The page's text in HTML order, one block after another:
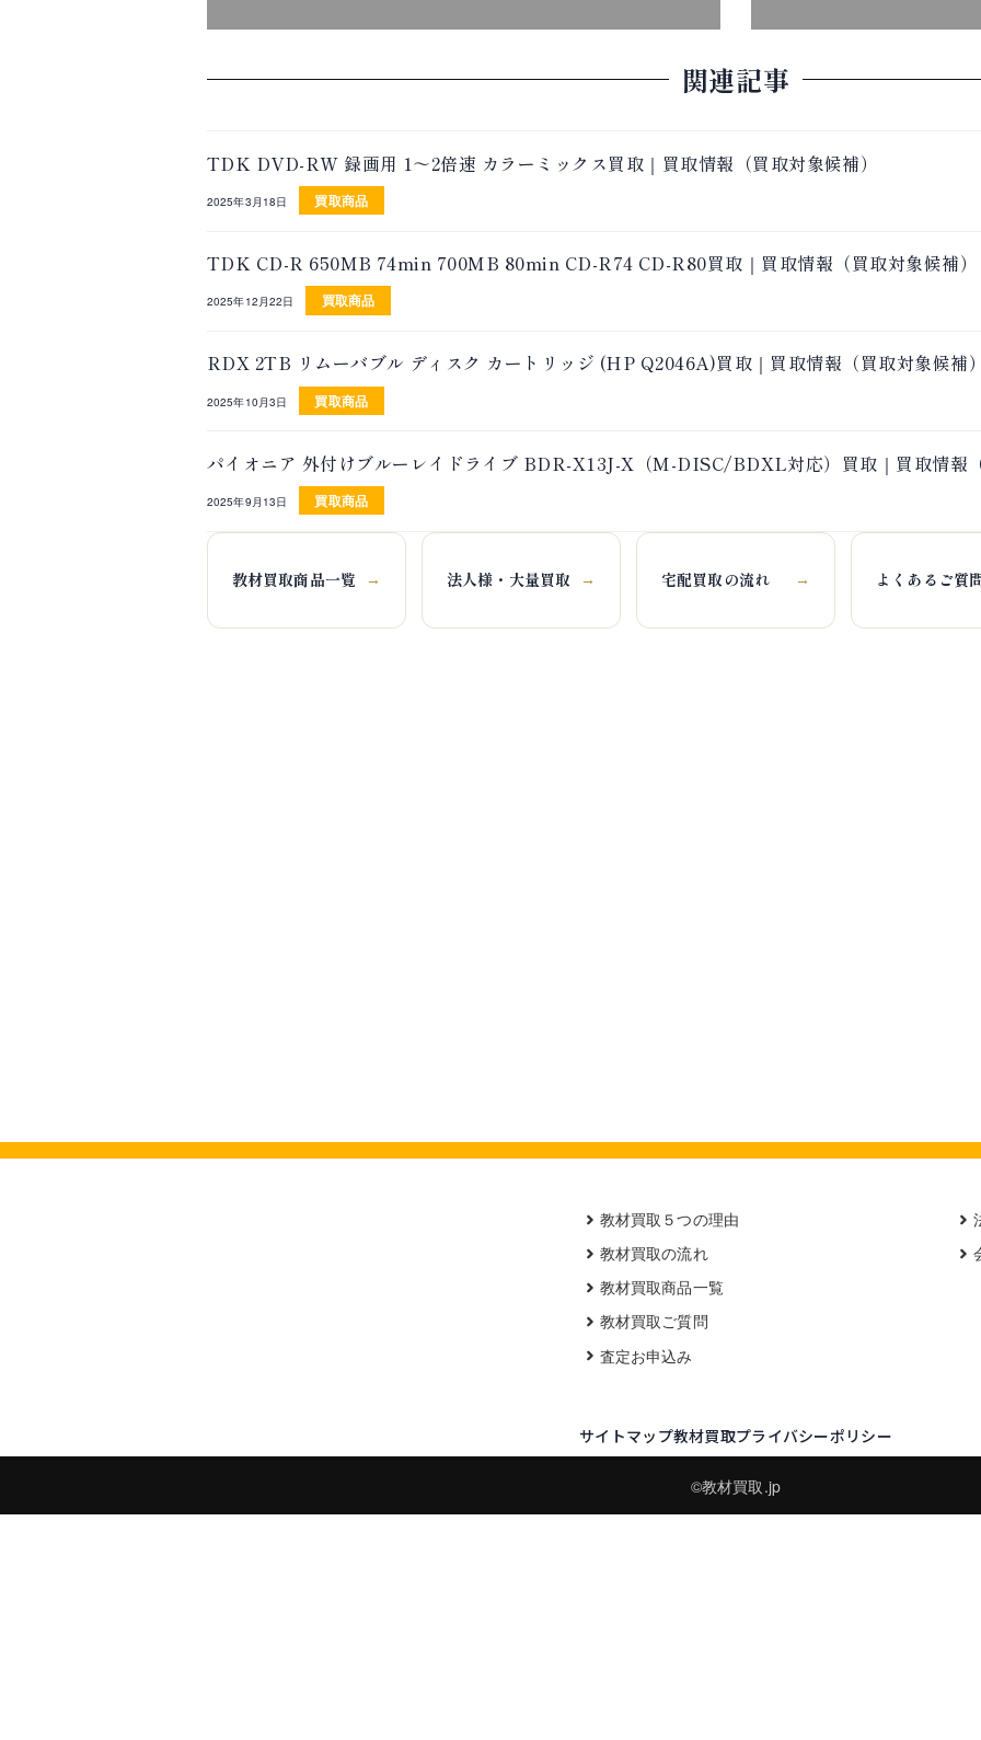
関連記事
TDK DVD-RW 録画用 1～2倍速 カラーミックス買取｜買取情報（買取対象候補）
2025年3月18日 買取商品
TDK CD-R 650MB 74min 700MB 80min CD-R74 CD-R80買取｜買取情報（買取対象候補）
2025年12月22日 買取商品
RDX 2TB リムーバブル ディスク カートリッジ (HP Q2046A)買取｜買取情報（買取対象候補）
2025年10月3日 買取商品
パイオニア 外付けブルーレイドライブ BDR-X13J-X（M-DISC/BDXL対応）買取｜買取情報（
2025年9月13日 買取商品
教材買取商品一覧 → 法人様・大量買取 → 宅配買取の流れ → よくあるご質
教材買取５つの理由
教材買取の流れ
教材買取商品一覧
教材買取ご質問
査定お申込み
サイトマップ教材買取プライバシーポリシー
©教材買取.jp